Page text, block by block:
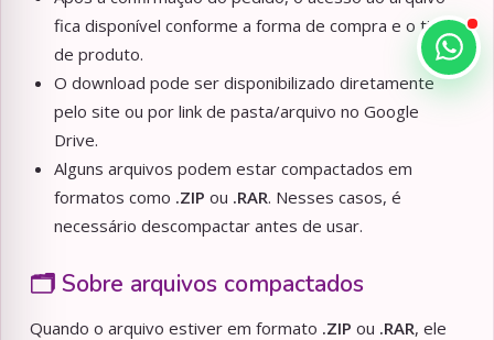
fica disponível conforme a forma de compra e o tipo
de produto.
O download pode ser disponibilizado diretamente
pelo site ou por link de pasta/arquivo no Google
Drive.
Alguns arquivos podem estar compactados em
formatos como .ZIP ou .RAR. Nesses casos, é
necessário descompactar antes de usar.
🗂️ Sobre arquivos compactados
Quando o arquivo estiver em formato .ZIP ou .RAR, ele